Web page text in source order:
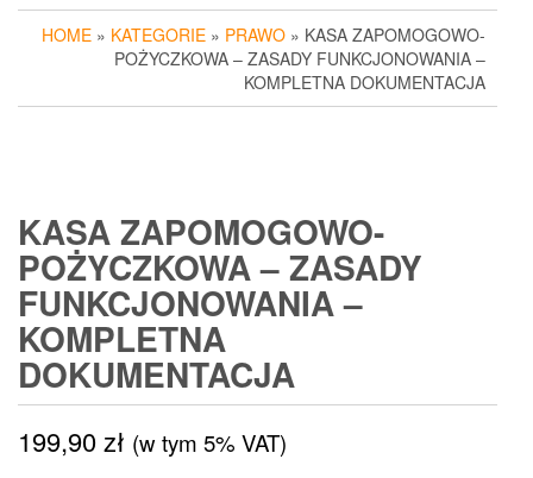
HOME » KATEGORIE » PRAWO » KASA ZAPOMOGOWO-
POŻYCZKOWA – ZASADY FUNKCJONOWANIA –
KOMPLETNA DOKUMENTACJA
KASA ZAPOMOGOWO-
POŻYCZKOWA – ZASADY
FUNKCJONOWANIA –
KOMPLETNA
DOKUMENTACJA
199,90zł (w tym 5% VAT)